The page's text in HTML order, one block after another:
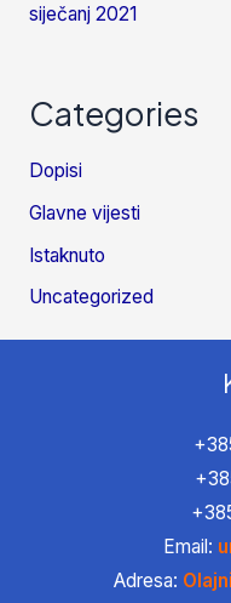
siječanj 2021
Categories
Dopisi
Glavne vijesti
Istaknuto
Uncategorized
Email:
Adresa: